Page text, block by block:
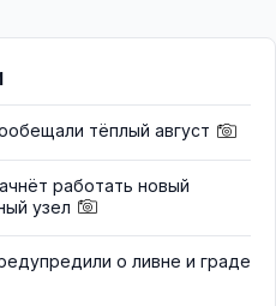
тёплый август
работать новый
узел
о ливне и граде